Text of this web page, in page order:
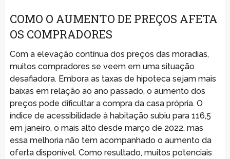
COMO O AUMENTO DE PREÇOS AFETA
OS COMPRADORES
Com a elevação contínua dos preços das moradias,
muitos compradores se veem em uma situação
desafiadora. Embora as taxas de hipoteca sejam mais
baixas em relação ao ano passado, o aumento dos
preços pode dificultar a compra da casa própria. O
índice de acessibilidade à habitação subiu para 116,5
em janeiro, o mais alto desde março de 2022, mas
essa melhoria não tem acompanhado o aumento da
oferta disponível. Como resultado, muitos potenciais